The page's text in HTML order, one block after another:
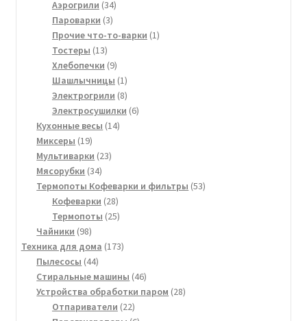
товаров
Аэрогрили 3434
Пароварки 33
товара
Прочие что-то-варки 11
Тостеры 1313
товаров
Хлебопечки 99
товаров
Шашлычницы 11
товар
Электрогрили 88
товаров
Электросушилки 66
Кухонные весы 1414
Миксеры 1919
товаров
Мультиварки 2323
Мясорубки 3434
товара
Термопоты Кофеварки и фильтры 5353
Кофеварки 2828
товаров
Термопоты 2525
Чайники 9898
товаров
Техника для дома 173173
Пылесосы 4444
товара
Стиральные машины 4646
товаров
Устройства обработки паром 2828
Отпариватели 2222